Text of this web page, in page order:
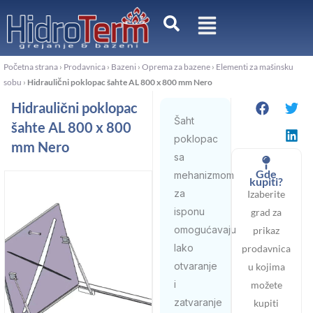
sadržaj
Početna strana › Prodavnica › Bazeni › Oprema za bazene › Elementi za mašinsku
sobu › Hidraulični poklopac šahte AL 800 x 800 mm Nero
Hidraulični poklopac
šahte AL 800 x 800
mm Nero
Šaht
poklopac
sa
mehanizmom
za
isponu
omogućavaju
lako
otvaranje
i
zatvaranje
Gde
kupiti?
Izaberite
grad za
prikaz
prodavnica
u kojima
možete
kupiti